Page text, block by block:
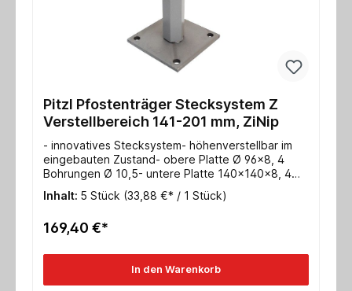
Pitzl Pfostenträger Stecksystem Z
Verstellbereich 141-201 mm, ZiNip
- innovatives Stecksystem- höhenverstellbar im
eingebauten Zustand- obere Platte Ø 96x8, 4
Bohrungen Ø 10,5- untere Platte 140x140x8, 4
Bohrungen Ø 13- Gewinde M24- Max.
charakteristische Tragfähigkeit Druck/Zug für
Tragfähigkeit Druck/Zug für Holz: 152,0 / 50,0 kN-
Inhalt: 5 Stück (33,88 €* / 1 Stück)
169,40 €*
In den Warenkorb